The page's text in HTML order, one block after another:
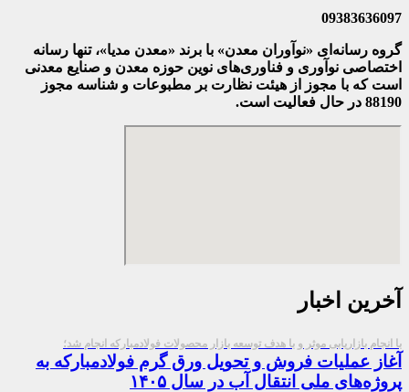
09383636097
گروه رسانه‌ای «نوآوران معدن» با برند «معدن مدیا»، تنها رسانه
اختصاصی نوآوری و فناوری‌های نوین حوزه معدن و صنایع معدنی‌
است که با مجوز از هیئت نظارت بر مطبوعات و شناسه مجوز
88190 در حال فعالیت است.
آخرین اخبار
با انجام بازاریابی موثر و با هدف توسعه بازار محصولات فولادمبارکه انجام شد؛
آغاز عملیات فروش و تحویل ورق گرم فولادمبارکه به
پروژه‌های ملی انتقال آب در سال ۱۴۰۵